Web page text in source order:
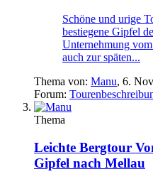
Schöne und urige
bestiegene Gipfel
Unternehmung
auch zur späten...
Thema von: Manu, 6.
Forum:
Thema
Leichte Bergtour
Gipfel nach Mellau